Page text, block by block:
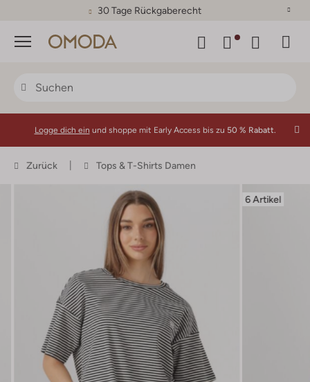
30 Tage Rückgaberecht
Menü
Logge dich ein und shoppe mit Early Access bis zu 50 % Rabatt.
Zurück Tops & T-Shirts Damen
6 Artikel